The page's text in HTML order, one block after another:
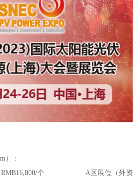
）：
：RMB16,800/个 A区展位（外资